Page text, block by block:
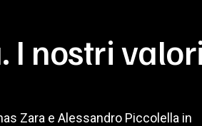
I nostri
Zara e Alessandro Piccolella in